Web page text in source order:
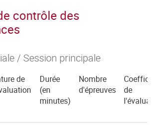
contrôle des
/ Session principale
de
Durée
(en
minutes)
Nombre
d'épreuves
de